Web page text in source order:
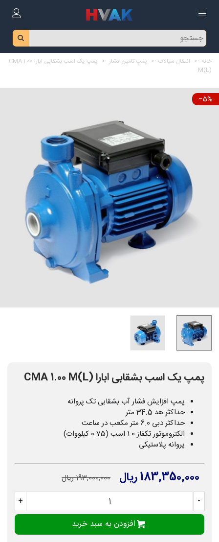
خانه > انتقال سیالات > پمپ تامین فشار >
پمپ یک اسب بشقابی ابارا CMA 1.00
M(L)
‎−5%
پمپ یک اسب بشقابی ابارا CMA 1.00 M(L)
پمپ افزایش فشار آب بشقابی تک پروانه
حداکثر هد 34.5 متر
حداکثر دبی 6.0 متر مکعب در ساعت
الکتروموتور تکفاز 1.0 اسب (0.75 کیلووات)
پروانه پلاستیکی
183,350,000 ریال 193,000,000 ریال
-
+
افزودن به سبد خرید